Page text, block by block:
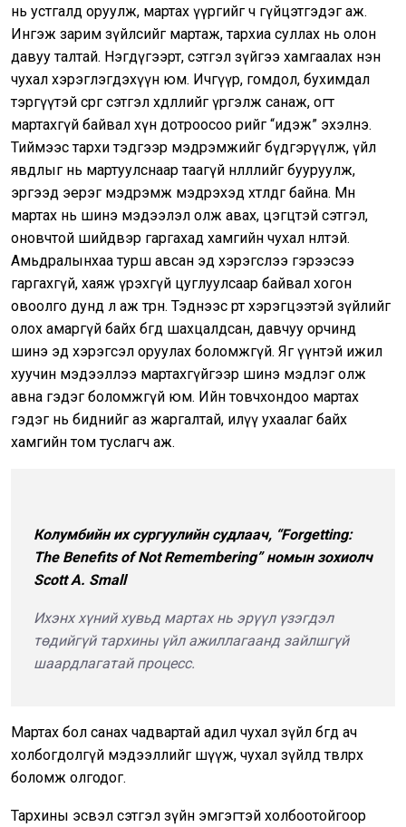
нь устгалд оруулж, мартах үүргийг ч гүйцэтгэдэг аж.
Ингэж зарим зүйлсийг мартаж, тархиа суллах нь олон
давуу талтай. Нэгдүгээрт, сэтгэл зүйгээ хамгаалах нэн
чухал хэрэглэгдэхүүн юм. Ичгүүр, гомдол, бухимдал
тэргүүтэй сөрөг сэтгэл хөдлөлийг үргэлж санаж, огт
мартахгүй байвал хүн дотроосоо өөрийгөө “идэж” эхэлнэ.
Тиймээс тархи тэдгээр мэдрэмжийг бүдгэрүүлж, үйл
явдлыг нь мартуулснаар таагүй нөлөөллийг бууруулж,
эргээд эерэг мэдрэмж мэдрэхэд хөтөлдөг байна. Мөн
мартах нь шинэ мэдээлэл олж авах, цэгцтэй сэтгэл,
оновчтой шийдвэр гаргахад хамгийн чухал нөлөөтэй.
Амьдралынхаа турш авсан эд хэрэгслээ гэрээсээ
гаргахгүй, хаяж үрэхгүй цуглуулсаар байвал хогон
овоолго дунд л аж төрнө. Тэднээс өөрт хэрэгцээтэй зүйлийг
олох амаргүй байх бөгөөд шахцалдсан, давчуу орчинд
шинэ эд хэрэгсэл оруулах боломжгүй. Яг үүнтэй ижил
хуучин мэдээллээ мартахгүйгээр шинэ мэдлэг олж
авна гэдэг боломжгүй юм. Ийн товчхондоо мартах
гэдэг нь биднийг аз жаргалтай, илүү ухаалаг байх
хамгийн том туслагч аж.
Колумбийн их сургуулийн судлаач, “Forgetting:
The Benefits of Not Remembering” номын зохиолч
Scott A. Small
Ихэнх хүний хувьд мартах нь эрүүл үзэгдэл
төдийгүй тархины үйл ажиллагаанд зайлшгүй
шаардлагатай процесс.
Мартах бол санах чадвартай адил чухал зүйл бөгөөд ач
холбогдолгүй мэдээллийг шүүж, чухал зүйлд төвлөрөх
боломж олгодог.
Тархины эсвэл сэтгэл зүйн эмгэгтэй холбоотойгоор